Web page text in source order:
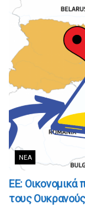
ΝΈΑ
ΕΕ: Οικονομικά
τους Ουκρανούς